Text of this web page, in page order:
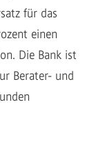
für das
einen
Die Bank ist
Berater- und